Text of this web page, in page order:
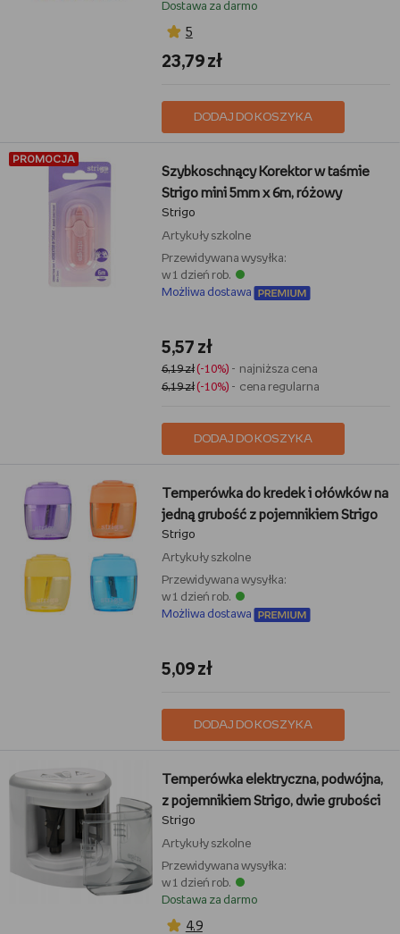
Dostawa za darmo
5
23,79 zł
DODAJ DO KOSZYKA
PROMOCJA
Szybkoschnący Korektor w taśmie
Strigo mini 5mm x 6m, różowy
Strigo
Artykuły szkolne
Przewidywana wysyłka:
w 1 dzień rob.
Możliwa dostawa
5,57 zł
6,19 zł(-10%) - najniższa cena
6,19 zł(-10%) - cena regularna
DODAJ DO KOSZYKA
Temperówka do kredek i ołówków na
jedną grubość z pojemnikiem Strigo
Strigo
Artykuły szkolne
Przewidywana wysyłka:
w 1 dzień rob.
Możliwa dostawa
5,09 zł
DODAJ DO KOSZYKA
Temperówka elektryczna, podwójna,
z pojemnikiem Strigo, dwie grubości
Strigo
Artykuły szkolne
Przewidywana wysyłka:
w 1 dzień rob.
Dostawa za darmo
4,9